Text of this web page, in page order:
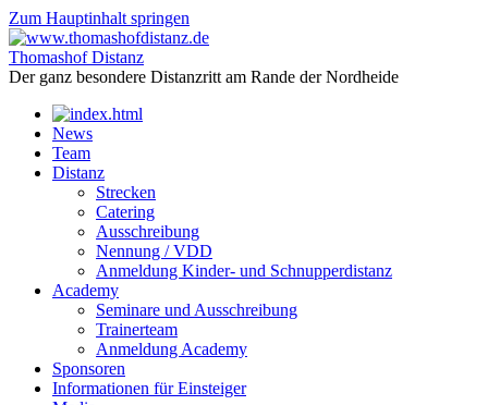
Zum Hauptinhalt springen
Thomashof Distanz
Der ganz besondere Distanzritt am Rande der Nordheide
News
Team
Distanz
Strecken
Catering
Ausschreibung
Nennung / VDD
Anmeldung Kinder- und Schnupperdistanz
Academy
Seminare und Ausschreibung
Trainerteam
Anmeldung Academy
Sponsoren
Informationen für Einsteiger